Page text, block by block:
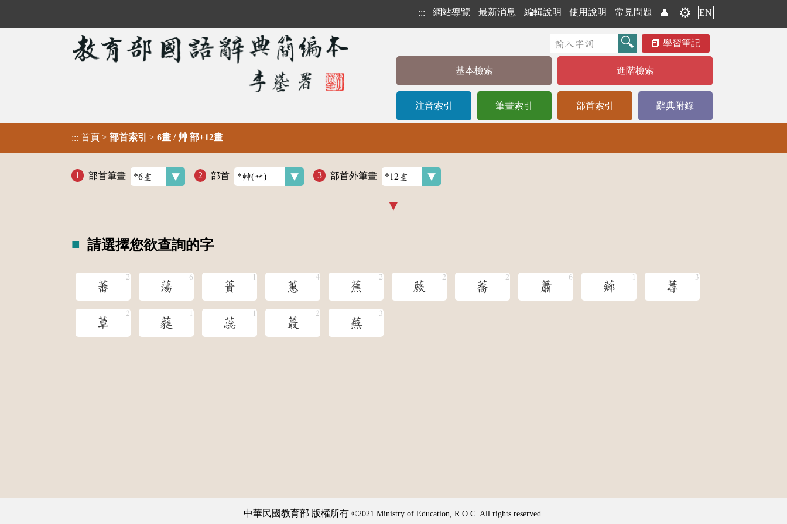
::: 網站導覽 最新消息 編輯說明 使用說明 常見問題 👤 ⚙️ EN
學習筆記
基本檢索 進階檢索
注音索引 筆畫索引 部首索引 辭典附錄
::: 首頁 > 部首索引 > 6畫 / 艸 部+12畫
部首筆畫 部首 部首外筆畫
請選擇您欲查詢的字
蕃 蕩 蕢 蕙 蕉 蕨 蕎 蕭 薌 蕁
蕈 蕤 蕊 蕞 蕪
中華民國教育部 版權所有 ©2021 Ministry of Education, R.O.C. All rights reserved.